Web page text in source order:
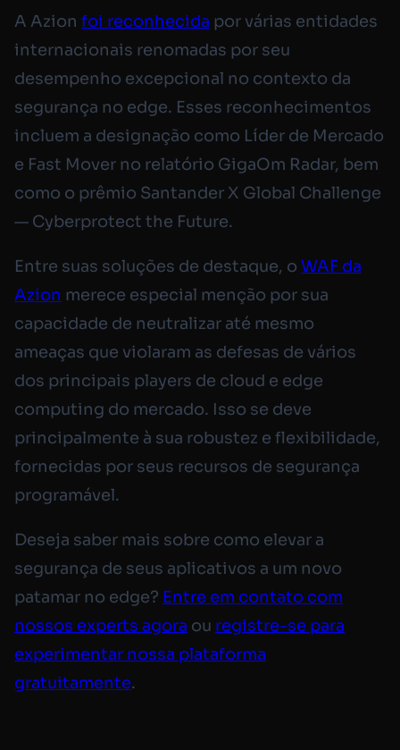
A Azion foi reconhecida por várias entidades
internacionais renomadas por seu
desempenho excepcional no contexto da
segurança no edge. Esses reconhecimentos
incluem a designação como Líder de Mercado
e Fast Mover no relatório GigaOm Radar, bem
como o prêmio Santander X Global Challenge ​​
— Cyberprotect the Future.
Entre suas soluções de destaque, o WAF da
Azion merece especial menção por sua
capacidade de neutralizar até mesmo
ameaças que violaram as defesas de vários
dos principais players de cloud e edge
computing do mercado. Isso se deve
principalmente à sua robustez e flexibilidade,
fornecidas por seus recursos de segurança
programável.
Deseja saber mais sobre como elevar a
segurança de seus aplicativos a um novo
patamar no edge? Entre em contato com
nossos experts agora ou registre-se para
experimentar nossa plataforma
gratuitamente.